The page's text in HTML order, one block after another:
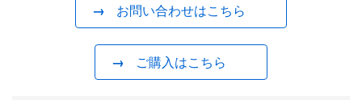
お問い合わせはこちら
ご購入はこちら